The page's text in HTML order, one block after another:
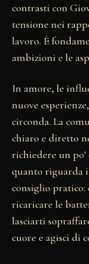
contrasti con
tensione nei
lavoro. È
ambizioni e le
In amore, le
nuove
circonda. La
chiaro e diretto
richiedere un
quanto riguarda
consiglio pratico:
ricaricare le
lasciarti
cuore e agisci di